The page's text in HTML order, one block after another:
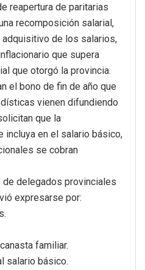
reapertura de paritarias
recomposición salarial,
de los salarios,
que supera
que otorgó la provincia.
el bono de fin de año que
vienen difundiendo
que la
incluya en el salario básico,
se cobran
de delegados provinciales
expresarse por:
familiar.
salario básico.